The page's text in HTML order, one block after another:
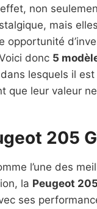
non
mais
opportunité
donc 5
dans lesquels il
que leur valeur ne
205
l’une des
la Peugeot
ses